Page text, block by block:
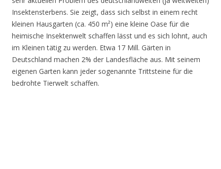
Insektensterbens. Sie zeigt, dass sich selbst in einem recht
kleinen Hausgarten (ca. 450 m²) eine kleine Oase für die
heimische Insektenwelt schaffen lässt und es sich lohnt, auch
im Kleinen tätig zu werden. Etwa 17 Mill. Gärten in
Deutschland machen 2% der Landesfläche aus. Mit seinem
eigenen Garten kann jeder sogenannte Trittsteine für die
bedrohte Tierwelt schaffen.